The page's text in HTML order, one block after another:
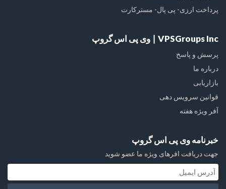
پرداخت ارزی- پی پال- مسترکارت
VPSGroups Inc ∣ وی پی اس گروپ
پرسش و پاسخ
درباره ما
بازاریابی
قوانین سرویس دهی
آفر ویژه هفته
خبرنامه وی پی اس گروپ
جهت دریافت افرهای ویژه ما عضو شوید